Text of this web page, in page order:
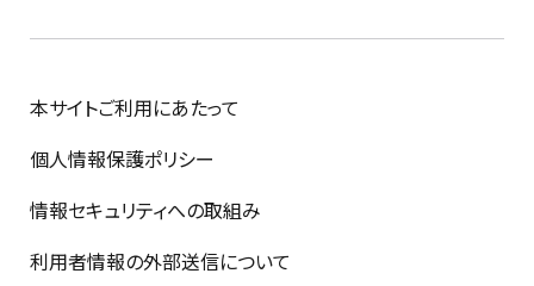
本サイトご利用にあたって
個人情報保護ポリシー
情報セキュリティへの取組み
利用者情報の外部送信について